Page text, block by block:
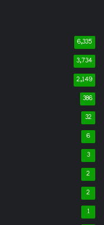
6,335
3,734
2,149
386
32
6
3
2
2
1